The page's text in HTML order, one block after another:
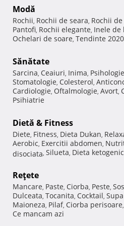
Modă
Rochii, Rochii de seara, Rochii
Pantofi, Rochii elegante, Inele de
Ochelari de soare, Tendinte 2020
Sănătate
Sarcina, Ceaiuri, Inima, Psihologie
Stomatologie, Colesterol,
Cardiologie, Oftalmologie, Avort,
Psihiatrie
Dietă & Fitness
Diete, Fitness, Dieta Dukan,
Aerobic, Exercitii abdomen,
disociata, Silueta, Dieta
Reţete
Mancare, Paste, Ciorba, Peste, Sos
Dulceata, Tocanita, Cocktail,
Maioneza, Pilaf, Ciorba perisoare,
Ce mancam azi